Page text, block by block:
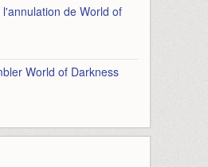
de World of
World of Darkness